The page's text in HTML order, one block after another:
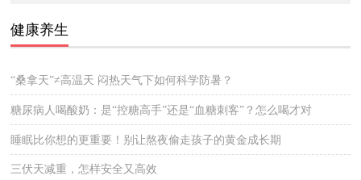
健康养生
“桑拿天”≠高温天 闷热天气下如何科学防暑？
糖尿病人喝酸奶：是“控糖高手”还是“血糖刺客”？怎么喝才对
睡眠比你想的更重要！别让熬夜偷走孩子的黄金成长期
三伏天减重，怎样安全又高效